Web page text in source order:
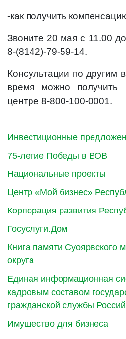
Инвестиционные
75-летие Победы в ВОВ
Национальные проекты
Центр «Мой бизнес»
Корпорация развития
Госуслуги.Дом
Книга памяти Суоярвского
округа
Единая информационная
кадровым составом
гражданской службы
Имущество для бизнеса
-как получить
Звоните 20 мая с 11.00
8-(8142)-79-59-14.
Консультации по другим
время можно получить
центре 8-800-100-0001.